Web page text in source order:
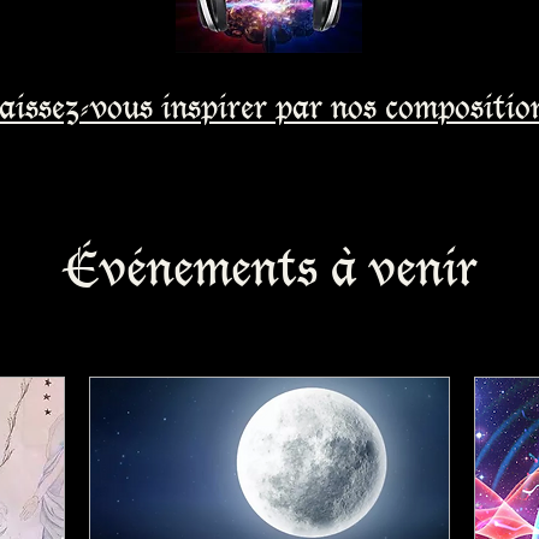
vous inspirer par nos
Événements à venir